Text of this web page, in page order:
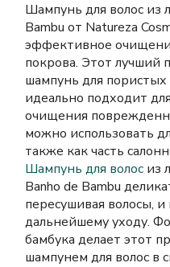
Шампунь для волос из
Bambu от Natureza
эффективное
покрова. Этот лучший
шампунь для пористых
идеально подходит
очищения
можно использовать
также как часть
Шампунь для волос из
Banho de Bambu
пересушивая волосы,
дальнейшему уходу.
бамбука делает этот
шампунем для волос в